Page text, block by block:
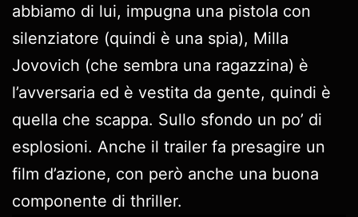
abbiamo di lui, impugna una pistola con
silenziatore (quindi è una spia), Milla
Jovovich (che sembra una ragazzina) è
l’avversaria ed è vestita da gente, quindi è
quella che scappa. Sullo sfondo un po’ di
esplosioni. Anche il trailer fa presagire un
film d’azione, con però anche una buona
componente di thriller.